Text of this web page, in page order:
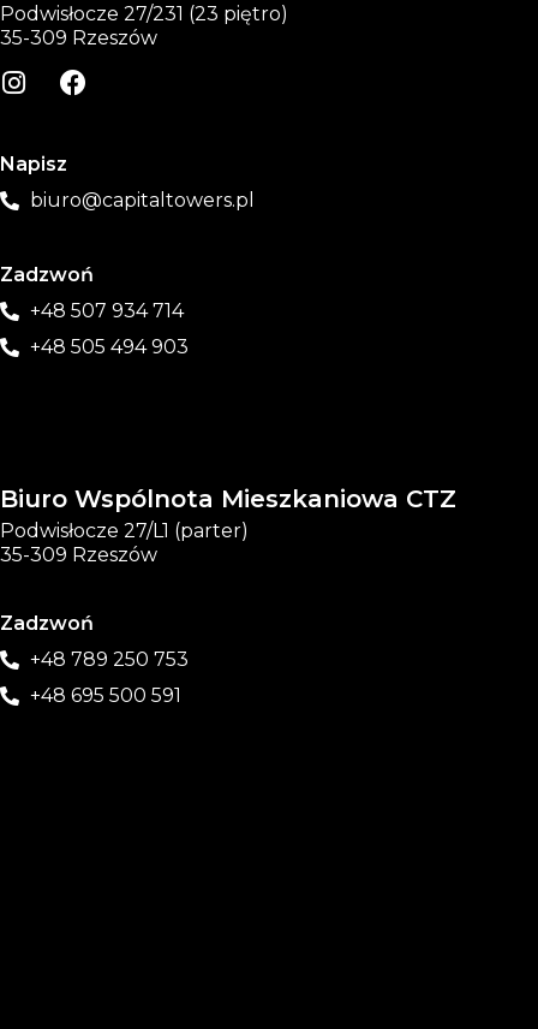
Podwisłocze 27/231 (23 piętro)
35-309 Rzeszów
Napisz
biuro@capitaltowers.pl
Zadzwoń
+48 507 934 714
+48 505 494 903
Biuro Wspólnota Mieszkaniowa CTZ
Podwisłocze 27/L1 (parter)
35-309 Rzeszów
Zadzwoń
+48 789 250 753
+48 695 500 591